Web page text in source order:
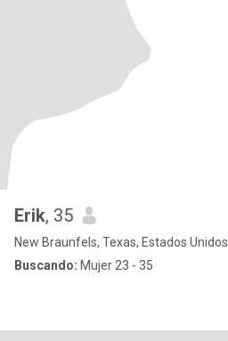
Erik, 35
New Braunfels, Texas, Estados Unidos
Buscando: Mujer 23 - 35